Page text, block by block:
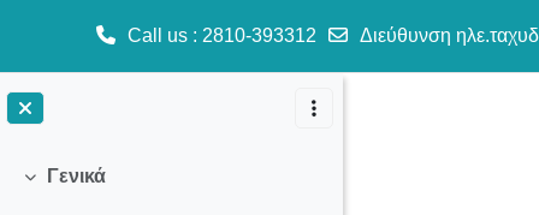
Call us : 2810-393312 Διεύθυνση
Σύμπτυξη
Γενικά